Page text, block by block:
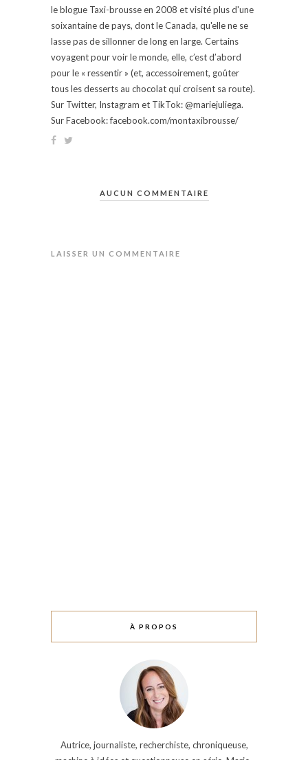
le blogue Taxi-brousse en 2008 et visité plus d'une
soixantaine de pays, dont le Canada, qu'elle ne se
lasse pas de sillonner de long en large. Certains
voyagent pour voir le monde, elle, c’est d’abord
pour le « ressentir » (et, accessoirement, goûter
tous les desserts au chocolat qui croisent sa route).
Sur Twitter, Instagram et TikTok: @mariejuliega.
Sur Facebook: facebook.com/montaxibrousse/
AUCUN COMMENTAIRE
LAISSER UN COMMENTAIRE
À PROPOS
Autrice, journaliste, recherchiste, chroniqueuse,